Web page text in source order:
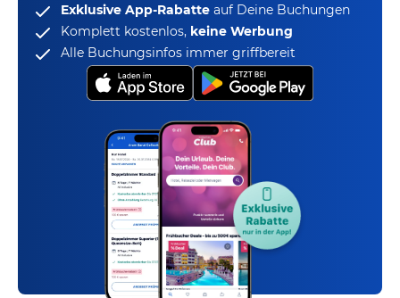
Exklusive App-Rabatte auf Deine Buchungen
Komplett kostenlos, keine Werbung
Alle Buchungsinfos immer griffbereit